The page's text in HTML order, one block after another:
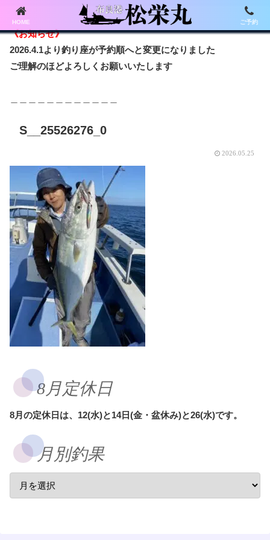
《お知らせ》
2026.4.1より釣り座が予約順へと変更になりました
ご理解のほどよろしくお願いいたします
S__25526276_0
2026.05.25
8月定休日
8月の定休日は、12(水)と14日(金・盆休み)と26(水)です。
月別釣果
HOME ご予約